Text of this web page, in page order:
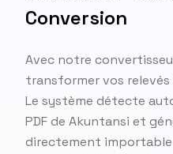
Conversion
Avec notre
transformer vos relevés
Le système détecte
PDF de Akuntansi et
directement